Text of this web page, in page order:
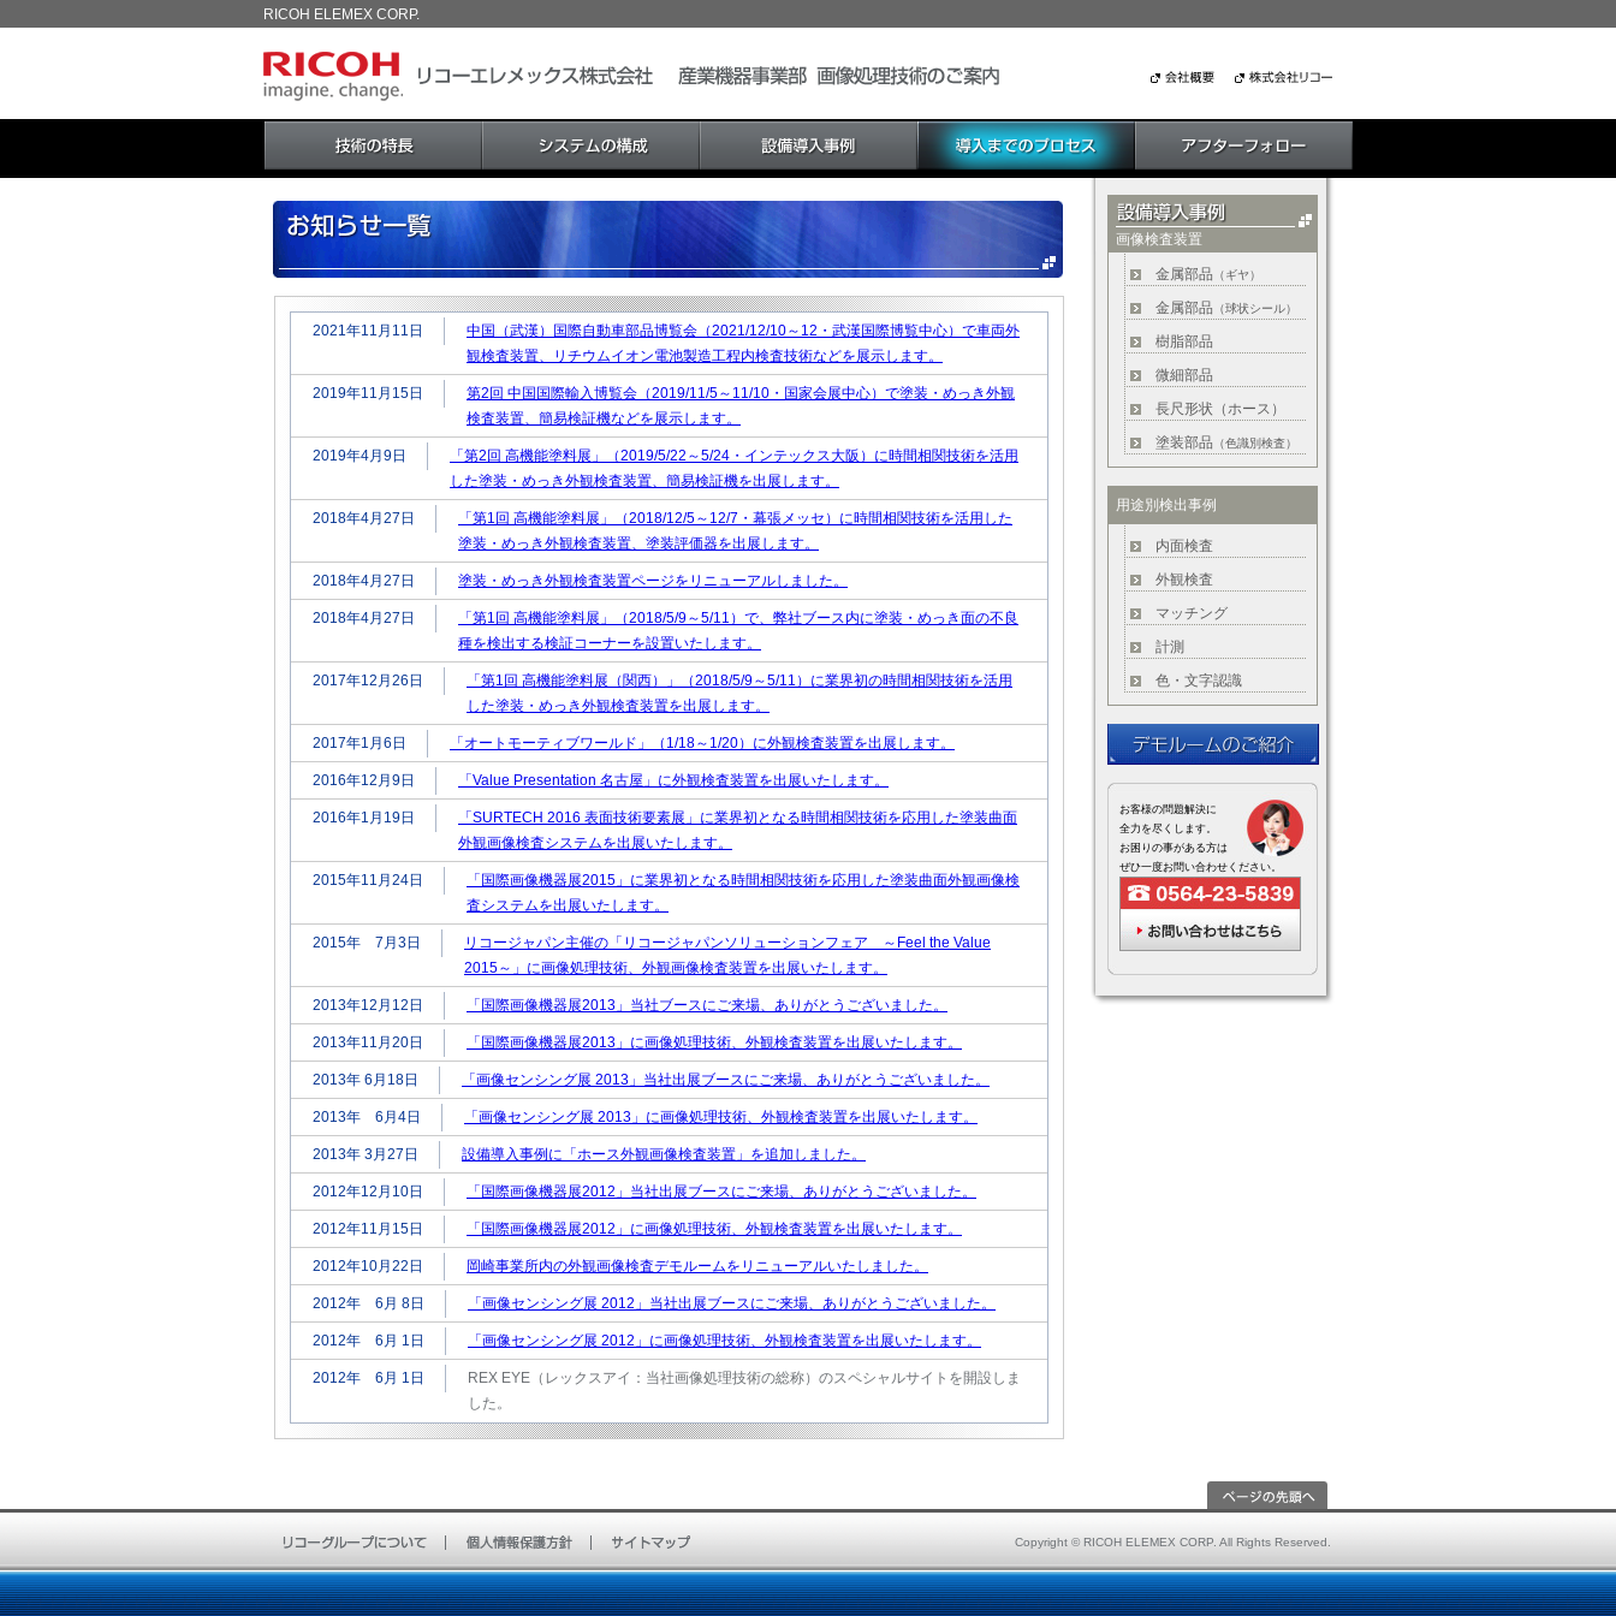
RICOH ELEMEX CORP.
2021年11月11日
中国（武漢）国際自動車部品博覧会（2021/12/10～12・武漢国際博覧中心）で車両外
観検査装置、リチウムイオン電池製造工程内検査技術などを展示します。
2019年11月15日
第2回 中国国際輸入博覧会（2019/11/5～11/10・国家会展中心）で塗装・めっき外観
検査装置、簡易検証機などを展示します。
2019年4月9日
「第2回 高機能塗料展」（2019/5/22～5/24・インテックス大阪）に時間相関技術を活用
した塗装・めっき外観検査装置、簡易検証機を出展します。
2018年4月27日
「第1回 高機能塗料展」（2018/12/5～12/7・幕張メッセ）に時間相関技術を活用した
塗装・めっき外観検査装置、塗装評価器を出展します。
2018年4月27日 塗装・めっき外観検査装置ページをリニューアルしました。
2018年4月27日
「第1回 高機能塗料展」（2018/5/9～5/11）で、弊社ブース内に塗装・めっき面の不良
種を検出する検証コーナーを設置いたします。
2017年12月26日
「第1回 高機能塗料展（関西）」（2018/5/9～5/11）に業界初の時間相関技術を活用
した塗装・めっき外観検査装置を出展します。
2017年1月6日 「オートモーティブワールド」（1/18～1/20）に外観検査装置を出展します。
2016年12月9日 「Value Presentation 名古屋」に外観検査装置を出展いたします。
2016年1月19日
「SURTECH 2016 表面技術要素展」に業界初となる時間相関技術を応用した塗装曲面
外観画像検査システムを出展いたします。
2015年11月24日
「国際画像機器展2015」に業界初となる時間相関技術を応用した塗装曲面外観画像検
査システムを出展いたします。
2015年 7月3日
リコージャパン主催の「リコージャパンソリューションフェア ～Feel the Value
2015～」に画像処理技術、外観画像検査装置を出展いたします。
2013年12月12日 「国際画像機器展2013」当社ブースにご来場、ありがとうございました。
2013年11月20日 「国際画像機器展2013」に画像処理技術、外観検査装置を出展いたします。
2013年 6月18日 「画像センシング展 2013」当社出展ブースにご来場、ありがとうございました。
2013年 6月4日 「画像センシング展 2013」に画像処理技術、外観検査装置を出展いたします。
2013年 3月27日 設備導入事例に「ホース外観画像検査装置」を追加しました。
2012年12月10日 「国際画像機器展2012」当社出展ブースにご来場、ありがとうございました。
2012年11月15日 「国際画像機器展2012」に画像処理技術、外観検査装置を出展いたします。
2012年10月22日 岡崎事業所内の外観画像検査デモルームをリニューアルいたしました。
2012年 6月 8日 「画像センシング展 2012」当社出展ブースにご来場、ありがとうございました。
2012年 6月 1日 「画像センシング展 2012」に画像処理技術、外観検査装置を出展いたします。
2012年 6月 1日
REX EYE（レックスアイ：当社画像処理技術の総称）のスペシャルサイトを開設しま
した。
画像検査装置
金属部品 （ギヤ）
金属部品 （球状シール）
樹脂部品
微細部品
長尺形状（ホース）
塗装部品 （色識別検査）
用途別検出事例
内面検査
外観検査
マッチング
計測
色・文字認識
お客様の問題解決に
全力を尽くします。
お困りの事がある方は
ぜひ一度お問い合わせください。
Copyright © RICOH ELEMEX CORP. All Rights Reserved.